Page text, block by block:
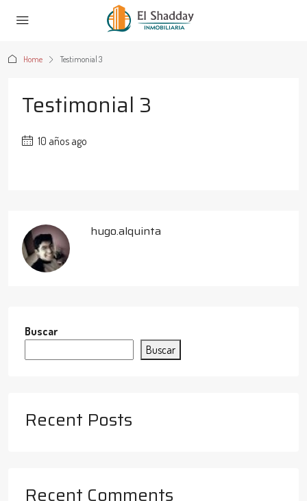
Home Testimonial 3
Testimonial 3
10 años ago
hugo.alquinta
Buscar
Buscar
Recent Posts
Recent Comments